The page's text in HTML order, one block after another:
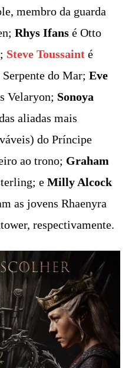
membro da guarda
Rhys Ifans é Otto
Steve Toussaint é
do Mar; Eve
Velaryon; Sonoya
aliadas mais
do Príncipe
ao trono; Graham
e Milly Alcock
as jovens Rhaenyra
respectivamente.